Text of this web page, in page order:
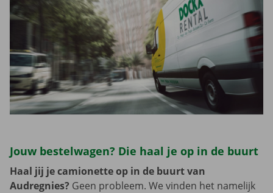
Jouw bestelwagen? Die haal je op in de buurt
Haal jij je camionette op in de buurt van
Audregnies? Geen probleem. We vinden het namelijk